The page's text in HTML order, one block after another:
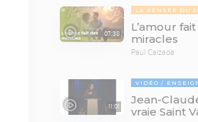
07:38
LA PENSÉE DU
L’amour
miracles
Paul Calzada
11:01
VIDÉO
Jean-
vraie Saint